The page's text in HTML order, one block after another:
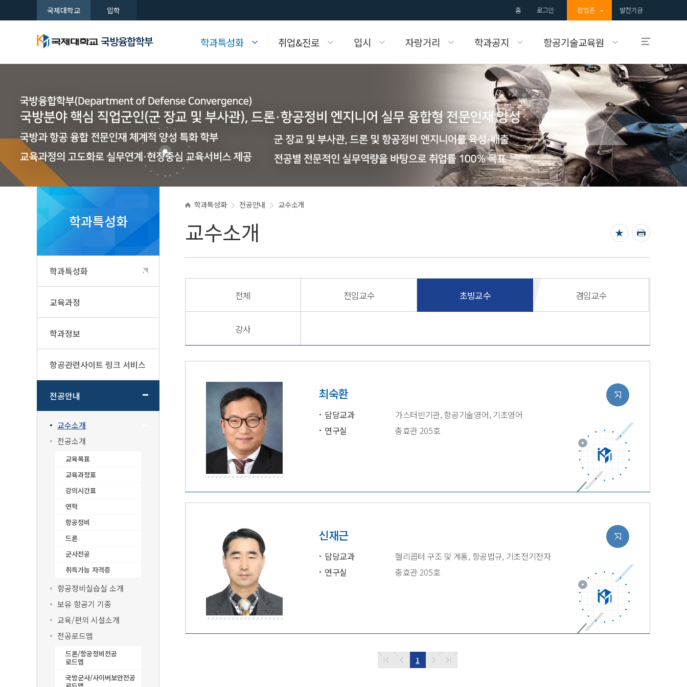
국제대학교 입학 홈 로그인 팝업존 발전기금
국방융합학부 학과특성화
국방융합학부
새로운 시대를 여는 국제대학교
학과정보 항공관련사이트 링크 서비스
전공안내
취업&진로
국방융합학부
새로운 시대를 여는 국제대학교
비전 및 진로 주요산학협력업체
입시
국방융합학부
새로운 시대를 여는 국제대학교
자랑거리
국방융합학부
새로운 시대를 여는 국제대학교
학과공지
국방융합학부
새로운 시대를 여는 국제대학교
항공기술교육원
국방융합학부
새로운 시대를 여는 국제대학교
교육과정표 강의시간표
공지사항 FAQ
입학안내
국제대학교의
입학정보를 알려드립니다.
학과특성화
학과특성화
교육과정
학과정보
항공관련사이트 링크 서비스
전공안내
교수소개
전공소개
교육목표
교육과정표
강의시간표
연혁
항공정비
드론
군사전공
취득가능 자격증
항공정비실습실 소개
보유 항공기 기종
교육/편의 시설소개
전공로드맵
드론/항공정비전공
로드맵
국방군사/사이버보안전공
학과특성화 전공안내 교수소개
교수소개
전체 전임교수 초빙교수 겸임교수
강사
최숙환
담당교과
가스터빈기관, 항공기술영어, 기초영어
연구실
충효관 205호
신재근
담당교과
헬리콥터 구조 및 계통, 항공법규, 기초전기전자
연구실
충효관 205호
1